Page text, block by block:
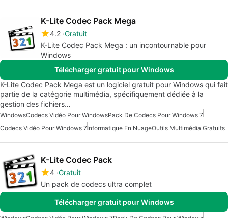
K-Lite Codec Pack Mega
4.2 Gratuit
K-Lite Codec Pack Mega : un incontournable pour
Windows
Télécharger gratuit pour Windows
K-Lite Codec Pack Mega est un logiciel gratuit pour Windows qui fait
partie de la catégorie multimédia, spécifiquement dédiée à la
gestion des fichiers…
WindowsCodecs Vidéo Pour WindowsPack De Codecs Pour Windows 7
Codecs Vidéo Pour Windows 7Informatique En NuageOutils Multimédia Gratuits
K-Lite Codec Pack
4 Gratuit
Un pack de codecs ultra complet
Télécharger gratuit pour Windows